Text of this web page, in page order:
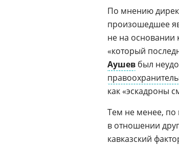
По мнению
произошедшее
не на основании
«который
Аушев был
как «эскадроны
Тем не менее,
в отношении
кавказский